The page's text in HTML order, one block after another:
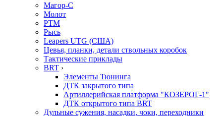
Магор-С
Молот
РТМ
Рысь
Leapers UTG (США)
Цевья, планки, детали ствольных коробок
Тактические приклады
BRT ›
Элементы Тюнинга
ДТК закрытого типа
Артиллерийская платформа "КОЗЕРОГ-1"
ДТК открытого типа BRT
Дульные сужения, насадки, чоки, переходники